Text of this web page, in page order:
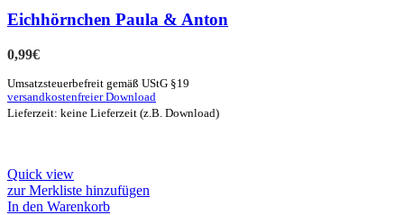
Eichhörnchen Paula & Anton
0,99€
Umsatzsteuerbefreit gemäß UStG §19
versandkostenfreier Download
Lieferzeit: keine Lieferzeit (z.B. Download)
Quick view
zur Merkliste hinzufügen
In den Warenkorb